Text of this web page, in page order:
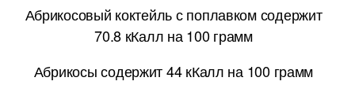
Абрикосовый коктейль с поплавком содержит
70.8 кКалл на 100 грамм
Абрикосы содержит 44 кКалл на 100 грамм